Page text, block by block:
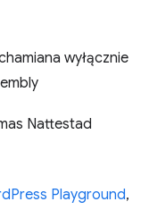
wyłącznie
Nattestad
Playground,